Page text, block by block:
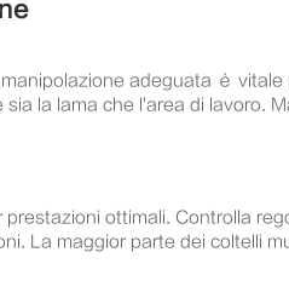
adeguata è
la lama che l'area di lavoro.
ottimali. Controlla
La maggior parte dei coltelli